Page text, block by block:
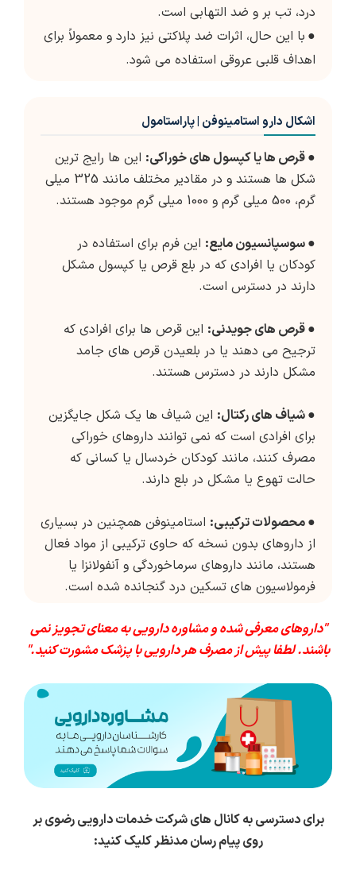
درد، تب بر و ضد التهابی است.
● با این حال، اثرات ضد پلاکتی نیز دارد و معمولاً برای
اهداف قلبی عروقی استفاده می شود.
اشکال دارو استامینوفن | پاراستامول
●قرص ها یا کپسول های خوراکی: این ها رایج ترین
شکل ها هستند و در مقادیر مختلف مانند 325 میلی
گرم، 500 میلی گرم و 1000 میلی گرم موجود هستند.
●سوسپانسیون مایع: این فرم برای استفاده در
کودکان یا افرادی که در بلع قرص یا کپسول مشکل
دارند در دسترس است.
●قرص های جویدنی: این قرص ها برای افرادی که
ترجیح می دهند یا در بلعیدن قرص های جامد
مشکل دارند در دسترس هستند.
●شیاف های رکتال: این شیاف ها یک شکل جایگزین
برای افرادی است که نمی توانند داروهای خوراکی
مصرف کنند، مانند کودکان خردسال یا کسانی که
حالت تهوع یا مشکل در بلع دارند.
●محصولات ترکیبی: استامینوفن همچنین در بسیاری
از داروهای بدون نسخه که حاوی ترکیبی از مواد فعال
هستند، مانند داروهای سرماخوردگی و آنفولانزا یا
فرمولاسیون های تسکین درد گنجانده شده است.
"داروهای معرفی شده و مشاوره دارویی به معنای تجویز نمی
باشند. لطفا پیش از مصرف هر دارویی با پزشک مشورت کنید."
برای دسترسی به کانال های شرکت خدمات دارویی رضوی بر
روی پیام رسان مدنظر کلیک کنید: